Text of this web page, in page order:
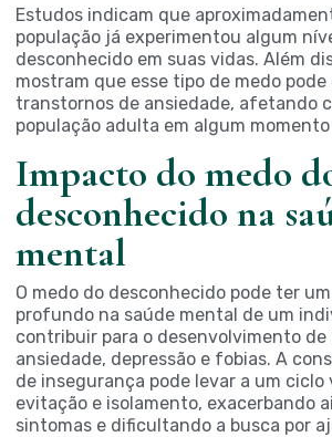
Estudos indicam que
população já experimentou algum
desconhecido em suas vidas. Além
mostram que esse tipo de medo
transtornos de ansiedade, afetando
população adulta em algum
Impacto do medo
desconhecido na
mental
O medo do desconhecido pode ter
profundo na saúde mental de um
contribuir para o desenvolvimento
ansiedade, depressão e fobias. A
de insegurança pode levar a um ciclo
evitação e isolamento, exacerbando
sintomas e dificultando a busca por